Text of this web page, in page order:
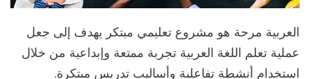
العربية مرحة هو مشروع تعليمي مبتكر يهدف إلى جعل
عملية تعلم اللغة العربية تجربة ممتعة وإبداعية من خلال
استخدام أنشطة تفاعلية وأساليب تدريس مبتكرة.